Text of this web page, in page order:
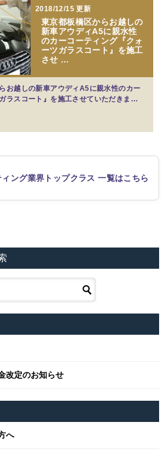
2018/12/15 更新
東京都板橋区からお越しの
新車アウディA5に親水性
のカーコーティング『クォ
ーツガラスコート』を施工
させ …
お越しの新車アウディA5に親水性のカー
ラスコート』を施工させていただきま…
ング業界トップクラス 一覧はこちら
改定のお知らせ
へ